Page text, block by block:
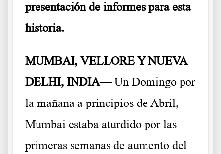
presentación de informes para esta
historia.
MUMBAI, VELLORE Y NUEVA
DELHI, INDIA—Un Domingo por
la mañana a principios de Abril,
Mumbai estaba aturdido por las
primeras semanas de aumento del